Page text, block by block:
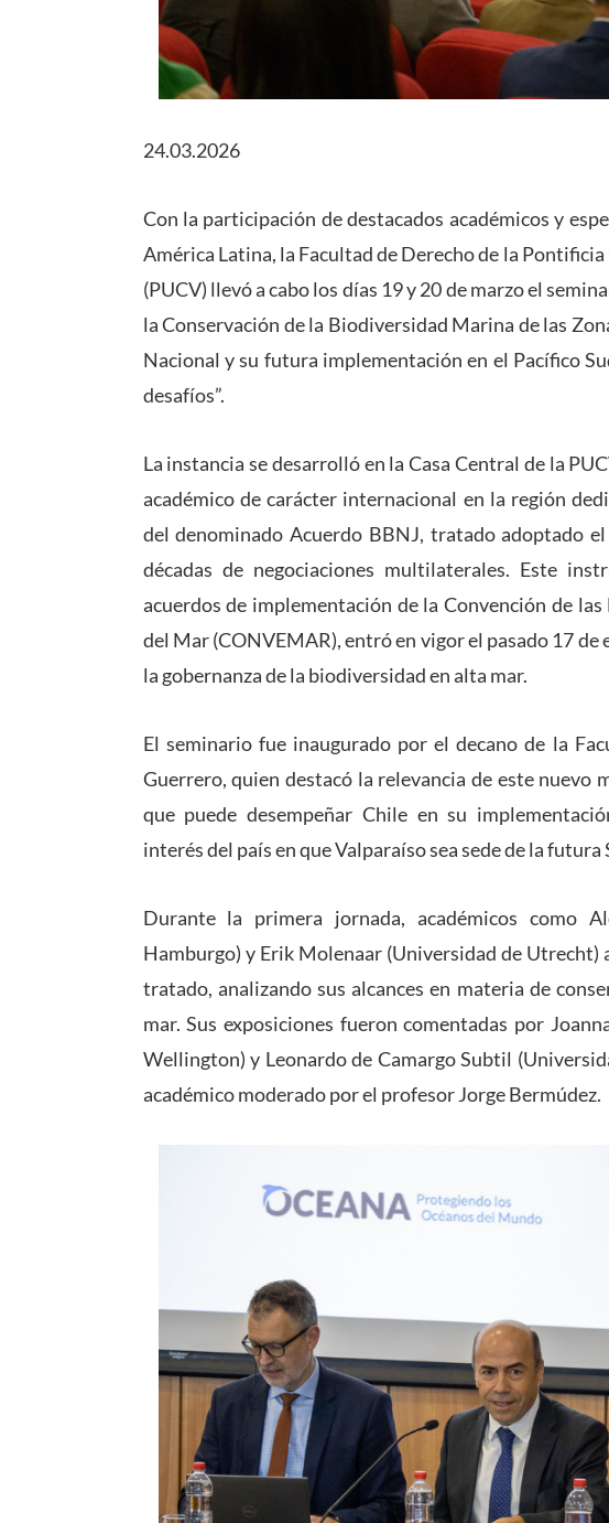
24.03.2026
Con la participación de destacados académicos y
América Latina, la Facultad de Derecho de la
(PUCV) llevó a cabo los días 19 y 20 de marzo el
la Conservación de la Biodiversidad Marina de las
Nacional y su futura implementación en el Pacífico
desafíos”.
La instancia se desarrolló en la Casa Central de la
académico de carácter internacional en la región
del denominado Acuerdo BBNJ, tratado adoptado
décadas de negociaciones multilaterales. Este
acuerdos de implementación de laConvención de
del Mar(CONVEMAR), entró en vigor el pasado 17 de
la gobernanza de la biodiversidad en alta mar.
El seminario fue inaugurado por el decano de la
Guerrero, quien destacó la relevancia de este
que puede desempeñar Chile en su
interés del país en queValparaísosea sede de la futura
Durante la primera jornada, académicos como
Hamburgo) y Erik Molenaar(Universidad de Utrecht)
tratado, analizando sus alcances en materia de
mar. Sus exposiciones fueron comentadas por
Wellington) y Leonardo de Camargo Subtil
académico moderado por el profesorJorge Bermúdez.